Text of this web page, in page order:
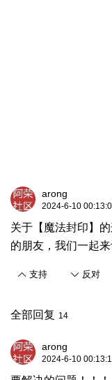
arong
2024-6-10
关于【魔法封印】
的朋友，我们一起
支持 反对
全部回复 14
arong
2024-6-10